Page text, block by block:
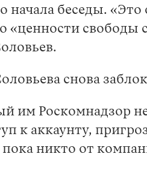
начала беседы.
«ценности свободы
снова
им Роскомнадзор
к аккаунту,
никто от